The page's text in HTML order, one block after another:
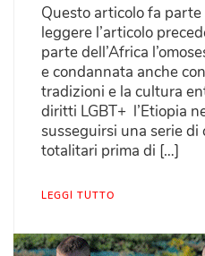
Questo articolo fa
leggere l’articolo
parte dell’Africa
e condannata anche
tradizioni e la cultura
diritti LGBT+ l’Etiopia
susseguirsi una serie
totalitari prima di […]
LEGGI TUTTO